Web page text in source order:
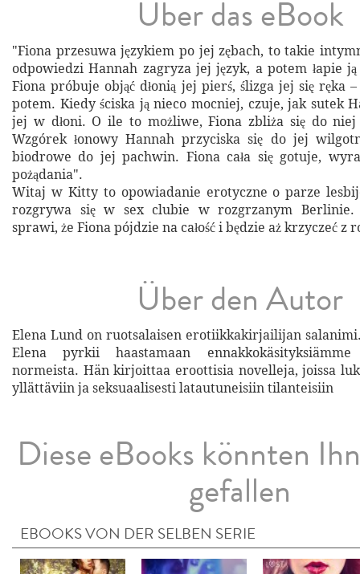
Über das eBook
"Fiona przesuwa językiem po jej zębach, to takie
odpowiedzi Hannah zagryza jej język, a potem łapie
Fiona próbuje objąć dłonią jej pierś, ślizga jej się ręka –
potem. Kiedy ściska ją nieco mocniej, czuje, jak sutek
jej w dłoni. O ile to możliwe, Fiona zbliża się do niej
Wzgórek łonowy Hannah przyciska się do jej
biodrowe do jej pachwin. Fiona cała się gotuje,
pożądania".
Witaj w Kitty to opowiadanie erotyczne o parze
rozgrywa się w sex clubie w rozgrzanym Berlinie.
sprawi, że Fiona pójdzie na całość i będzie aż krzyczeć z
Über den Autor
Elena Lund on ruotsalaisen erotiikkakirjailijan
Elena pyrkii haastamaan
normeista. Hän kirjoittaa eroottisia novelleja, joissa
yllättäviin ja seksuaalisesti latautuneisiin tilanteisiin
Diese eBooks könnten
gefallen
EBOOKS VON DER SELBEN SERIE